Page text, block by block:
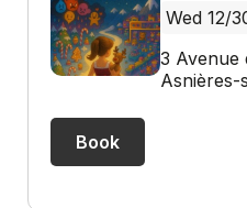
Wed 12/
3 Avenue
Asnières-
Book